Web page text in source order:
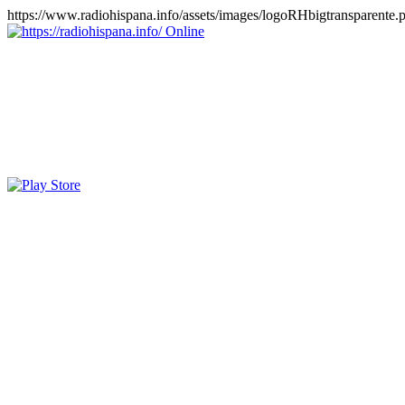
https://www.radiohispana.info/assets/images/
Online